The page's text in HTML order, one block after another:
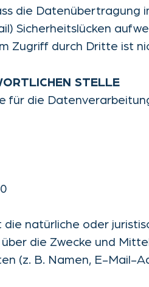
die Datenübertragung
Sicherheitslücken
Zugriff durch Dritte ist
STELLE
für die
natürliche oder
die Zwecke und
(z. B. Namen, E-Mail-